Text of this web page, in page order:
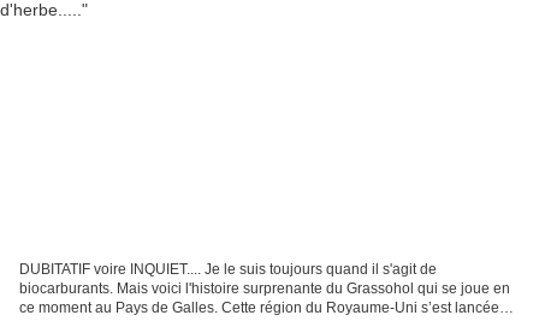
DUBITATIF voire INQUIET.... Je le suis toujours quand il s'agit de
biocarburants. Mais voici l'histoire surprenante du Grassohol qui se joue en
ce moment au Pays de Galles. Cette région du Royaume-Uni s’est lancée